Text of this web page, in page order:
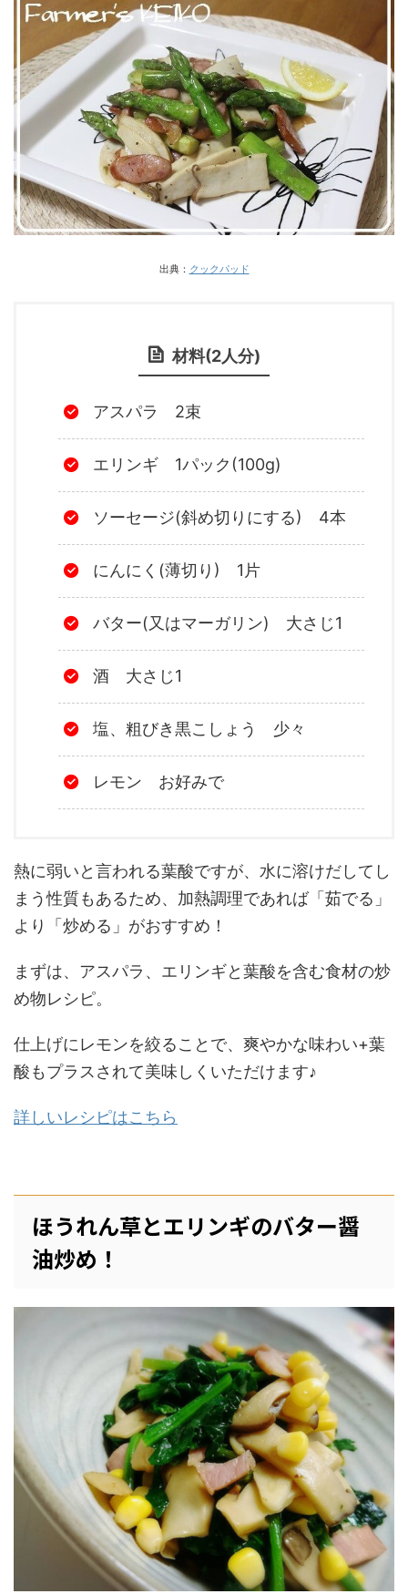
出典： クックパッド
材料(2人分)
アスパラ 2束
エリンギ 1パック(100g)
ソーセージ(斜め切りにする) 4本
にんにく(薄切り) 1片
バター(又はマーガリン) 大さじ1
酒 大さじ1
塩、粗びき黒こしょう 少々
レモン お好みで
熱に弱いと言われる葉酸ですが、水に溶けだしてし
まう性質もあるため、加熱調理であれば「茹でる」
より「炒める」がおすすめ！
まずは、アスパラ、エリンギと葉酸を含む食材の炒
め物レシピ。
仕上げにレモンを絞ることで、爽やかな味わい+葉
酸もプラスされて美味しくいただけます♪
詳しいレシピはこちら
ほうれん草とエリンギのバター醤
油炒め！